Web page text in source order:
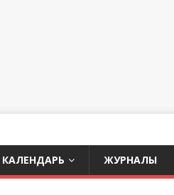
КАЛЕНДАРЬ ЖУРНАЛЫ